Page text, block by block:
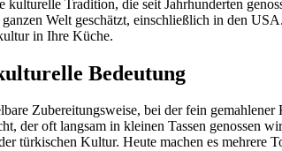
Tradition, die seit Jahrhunderten
Welt geschätzt, einschließlich in den
in Ihre Küche.
Bedeutung
Zubereitungsweise, bei der fein
der oft langsam in kleinen Tassen genossen
türkischen Kultur. Heute machen es